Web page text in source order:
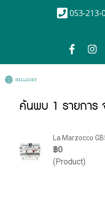
053-213-
ค้นพบ 1 รายการ
La Marzocco
฿0
(Product)